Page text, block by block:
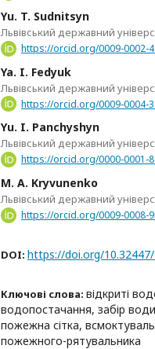
Yu. T. Sudnitsyn
Львівський державний
https://orcid.org/0009-0002-
Ya. I. Fedyuk
Львівський державний
https://orcid.org/0009-0004-
Yu. I. Panchyshyn
Львівський державний
https://orcid.org/0000-0001-
M. A. Kryvunenko
Львівський державний
https://orcid.org/0009-0008-
DOI: https://doi.org/10.32447/
Ключові слова: відкриті
водопостачання, забір
пожежна сітка,
пожежного-рятувальника